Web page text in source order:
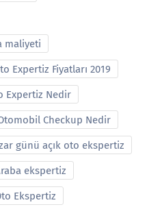
maliyeti
Expertiz Fiyatları 2019
Expertiz Nedir
Checkup Nedir
günü açık oto ekspertiz
ekspertiz
Ekspertiz